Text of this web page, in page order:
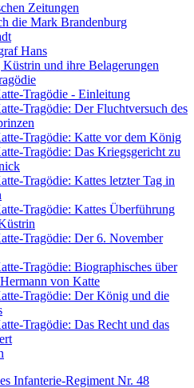
Zeitungen
die Mark Brandenburg
Hans
und ihre Belagerungen
Tragödie - Einleitung
Tragödie: Der Fluchtversuch des
Tragödie: Katte vor dem König
Tragödie: Das Kriegsgericht zu
Tragödie: Kattes letzter Tag in
Tragödie: Kattes Überführung
Tragödie: Der 6. November
Tragödie: Biographisches über
von Katte
Tragödie: Der König und die
Tragödie: Das Recht und das
Infanterie-Regiment Nr. 48